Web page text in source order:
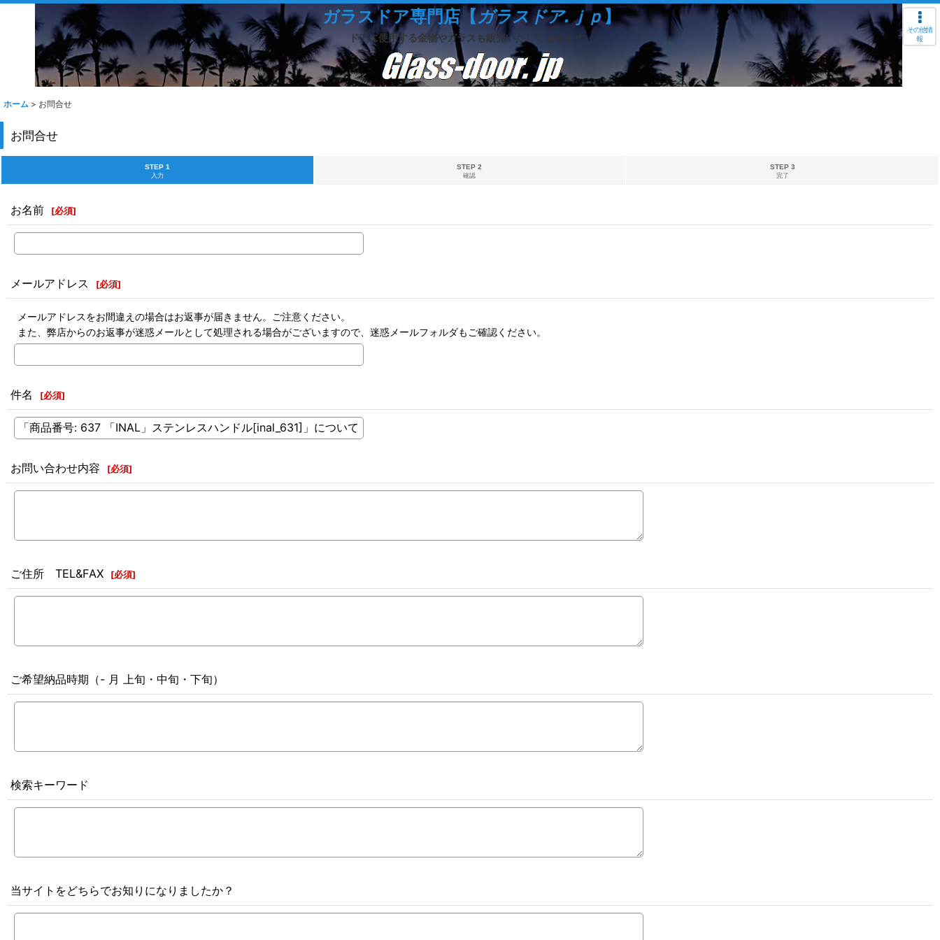
ガラスドア専門店【ガラスドア.ｊｐ】
ドアに使用する金物やガラスも販売いたしております。
その他情
報
ホーム > お問合せ
お問合せ
STEP 1
入力
STEP 2
確認
STEP 3
完了
お名前 [必須]
メールアドレス [必須]
メールアドレスをお間違えの場合はお返事が届きません。ご注意ください。
また、弊店からのお返事が迷惑メールとして処理される場合がございますので、迷惑メールフォルダもご確認ください。
件名 [必須]
お問い合わせ内容 [必須]
ご住所 TEL&FAX [必須]
ご希望納品時期（- 月 上旬・中旬・下旬）
検索キーワード
当サイトをどちらでお知りになりましたか？